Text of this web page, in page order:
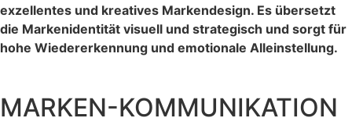
exzellentes und kreatives Markendesign. Es übersetzt
die Markenidentität visuell und strategisch und sorgt für
hohe Wiedererkennung und emotionale Alleinstellung.
MARKEN-KOMMUNIKATION